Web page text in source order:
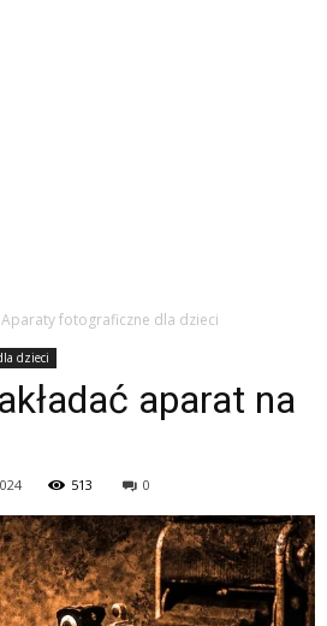
Aparaty fotograficzne dla dzieci
dzieci
aparat na
513 0